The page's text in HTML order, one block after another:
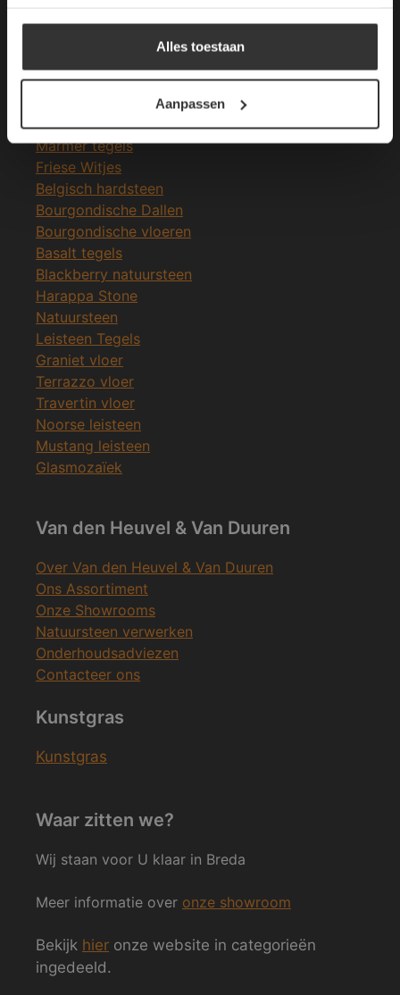
Alles toestaan
Aanpassen
Natuursteen vloeren
Terrastegels
Leisteen terrastegels
Marmer vloer
Marmer tegels
Friese Witjes
Belgisch hardsteen
Bourgondische Dallen
Bourgondische vloeren
Basalt tegels
Blackberry natuursteen
Harappa Stone
Natuursteen
Leisteen Tegels
Graniet vloer
Terrazzo vloer
Travertin vloer
Noorse leisteen
Mustang leisteen
Glasmozaïek
Van den Heuvel & Van Duuren
Over Van den Heuvel & Van Duuren
Ons Assortiment
Onze Showrooms
Natuursteen verwerken
Onderhoudsadviezen
Contacteer ons
Kunstgras
Kunstgras
Waar zitten we?
Wij staan voor U klaar in Breda
Meer informatie over onze showroom
Bekijk hier onze website in categorieën
ingedeeld.
ALLES AFWIJZEN
DETAILS WEERGEVEN